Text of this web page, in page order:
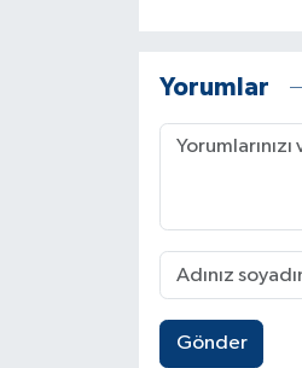
Yorumlar
Gönder